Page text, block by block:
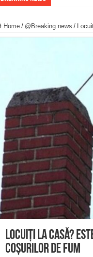
Furtuna și
Întreruperi
ANUNŢ
Anunț
Ștrandul
Miresme de
ANUNȚ
ANUNŢ
Home / @Breaking news /
Locuiți la casă?
coşurilor de fum